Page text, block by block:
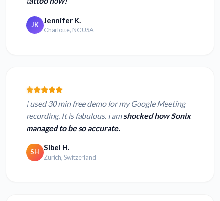
JK Jennifer K.
Charlotte, NC USA
I used 30 min free demo for my Google Meeting
recording. It is fabulous. I amshocked how Sonix
managed to be so accurate.
SH Sibel H.
Zurich, Switzerland